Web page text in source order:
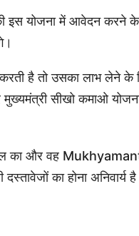
इस योजना में आवेदन
है तो उसका लाभ लेने
मुख्यमंत्री सीखो कमाओ
का और वह
का होना अनिवार्य